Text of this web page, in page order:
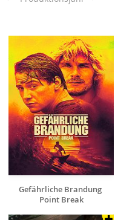
Gefährliche Brandung 
Point Break